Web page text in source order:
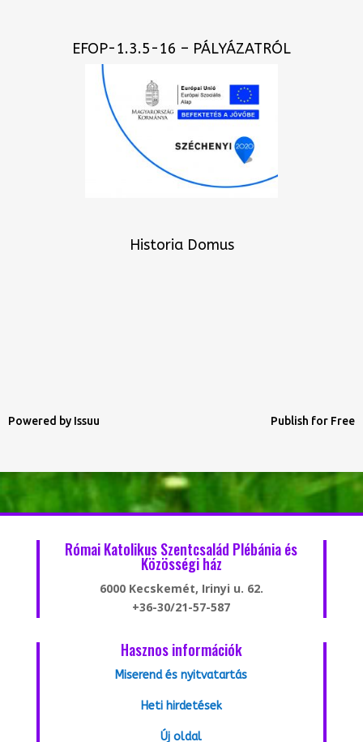
EFOP-1.3.5-16 – PÁLYÁZATRÓL
Historia Domus
Powered by Issuu Publish for Free
Római Katolikus Szentcsalád Plébánia és
Közösségi ház
6000 Kecskemét, Irinyi u. 62.
+36-30/21-57-587
Hasznos információk
Miserend és nyitvatartás
Heti hirdetések
Új oldal